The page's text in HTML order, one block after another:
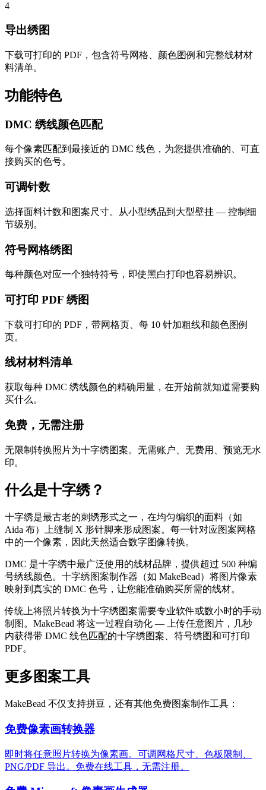
4
导出绣图
下载可打印的 PDF，包含符号网格、颜色图例和完整线材材
料清单。
功能特色
DMC 绣线颜色匹配
每个像素匹配到最接近的 DMC 线色，为您提供准确的、可直
接购买的色号。
可调针数
选择面料计数和图案尺寸。从小型绣品到大型壁挂 — 控制细
节级别。
符号网格绣图
每种颜色对应一个独特符号，即使黑白打印也容易辨识。
可打印 PDF 绣图
下载可打印的 PDF，带网格页、每 10 针加粗线和颜色图例
页。
线材材料清单
获取每种 DMC 绣线颜色的精确用量，在开始前就知道需要购
买什么。
免费，无需注册
无限制转换照片为十字绣图案。无需账户、无费用、预览无水
印。
什么是十字绣？
十字绣是最古老的刺绣形式之一，在均匀编织的面料（如
Aida 布）上缝制 X 形针脚来形成图案。每一针对应图案网格
中的一个像素，因此天然适合数字图像转换。
DMC 是十字绣中最广泛使用的线材品牌，提供超过 500 种编
号绣线颜色。十字绣图案制作器（如 MakeBead）将图片像素
映射到真实的 DMC 色号，让您能准确购买所需的线材。
传统上将照片转换为十字绣图案需要专业软件或数小时的手动
制图。MakeBead 将这一过程自动化 — 上传任意图片，几秒
内获得带 DMC 线色匹配的十字绣图案、符号绣图和可打印
PDF。
更多图案工具
MakeBead 不仅支持拼豆，还有其他免费图案制作工具：
免费像素画转换器
即时将任意照片转换为像素画。可调网格尺寸、色板限制、
PNG/PDF 导出。免费在线工具，无需注册。